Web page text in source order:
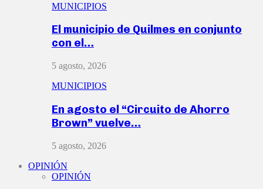
MUNICIPIOS
El municipio de Quilmes en conjunto
con el…
5 agosto, 2026
MUNICIPIOS
En agosto el “Circuito de Ahorro
Brown” vuelve…
5 agosto, 2026
OPINIÓN
OPINIÓN